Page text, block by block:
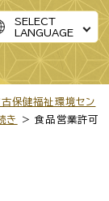
SELECT
LANGUAGE
古保健福祉環境セン
き > 食品営業許可